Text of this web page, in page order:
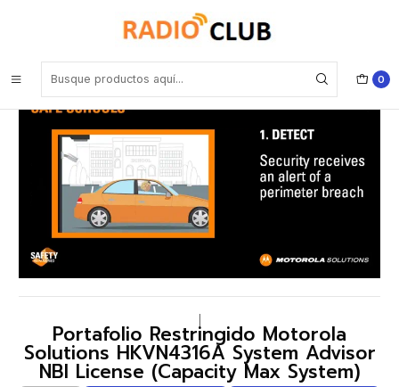
0
Portafolio Restringido Motorola Solutions HKVN4316A System
Advisor NBI License (Capacity Max System)
Portafolio Restringido Motorola
Solutions HKVN4316A System Advisor
NBI License (Capacity Max System)